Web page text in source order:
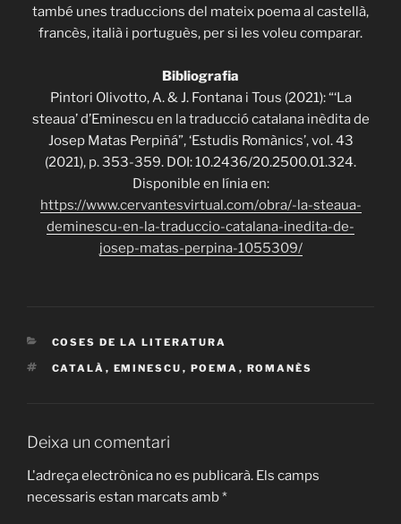
també unes traduccions del mateix poema al castellà,
francès, italià i portuguès, per si les voleu comparar.
Bibliografia
Pintori Olivotto, A. & J. Fontana i Tous (2021): “‘La
steaua’ d’Eminescu en la traducció catalana inèdita de
Josep Matas Perpiñá”, ‘Estudis Romànics’, vol. 43
(2021), p. 353-359. DOI: 10.2436/20.2500.01.324.
Disponible en línia en:
https://www.cervantesvirtual.com/obra/-la-steaua-
deminescu-en-la-traduccio-catalana-inedita-de-
josep-matas-perpina-1055309/
CATEGORIES
COSES DE LA LITERATURA
ETIQUETES
CATALÀ , EMINESCU , POEMA , ROMANÈS
Deixa un comentari
L'adreça electrònica no es publicarà. Els camps
necessaris estan marcats amb*